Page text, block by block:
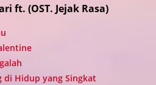
ft. (OST. Jejak Rasa)
di Hidup yang Singkat